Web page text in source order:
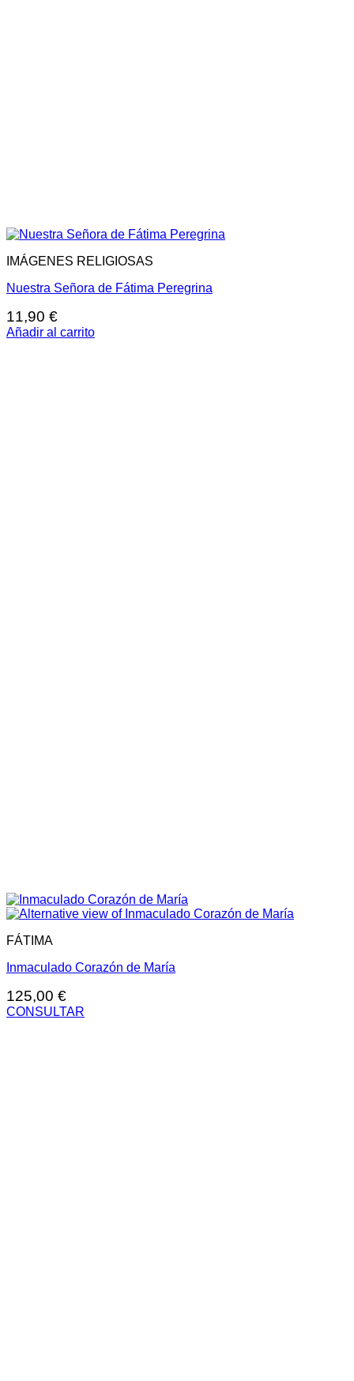
IMÁGENES RELIGIOSAS
Nuestra Señora de Fátima Peregrina
11,90 €
Añadir al carrito
FÁTIMA
Inmaculado Corazón de María
125,00 €
CONSULTAR